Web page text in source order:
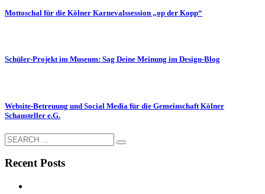
Mottoschal für die Kölner Karnevalssession „op der Kopp“
Schüler-Projekt im Museum: Sag Deine Meinung im Design-Blog
Website-Betreuung und Social Media für die Gemeinschaft Kölner
Schausteller e.G.
Recent Posts